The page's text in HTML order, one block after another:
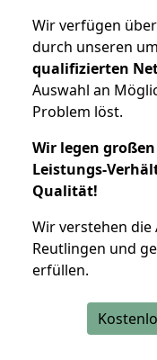
Wir verfügen
durch unseren
qualifizierten
Auswahl an
Problem löst.
Wir legen
Leistungs-
Qualität!
Wir verstehen
Reutlingen und
erfüllen.